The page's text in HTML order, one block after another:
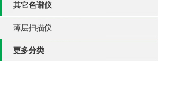
其它色谱仪
薄层扫描仪
更多分类